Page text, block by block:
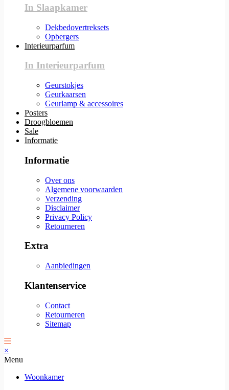
In Slaapkamer
Dekbedovertreksets
Opbergers
Interieurparfum
In Interieurparfum
Geurstokjes
Geurkaarsen
Geurlamp & accessoires
Posters
Droogbloemen
Sale
Informatie
Informatie
Over ons
Algemene voorwaarden
Verzending
Disclaimer
Privacy Policy
Retourneren
Extra
Aanbiedingen
Klantenservice
Contact
Retourneren
Sitemap
×
Menu
Woonkamer